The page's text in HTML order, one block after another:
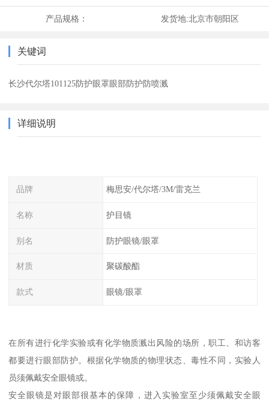
产品规格： 发货地:北京市朝阳区
关键词
长沙代尔塔101125防护眼罩眼部防护防喷溅
详细说明
品牌 梅思安/代尔塔/3M/雷克兰
名称 护目镜
别名 防护眼镜/眼罩
材质 聚碳酸酯
款式 眼镜/眼罩
在所有进行化学实验或有化学物质溅出风险的场所，职工、和访客
都要进行眼部防护。根据化学物质的物理状态、毒性不同，实验人
员须佩戴安全眼镜或。
安全眼镜是对眼部很基本的保障，进入实验室至少须佩戴安全眼